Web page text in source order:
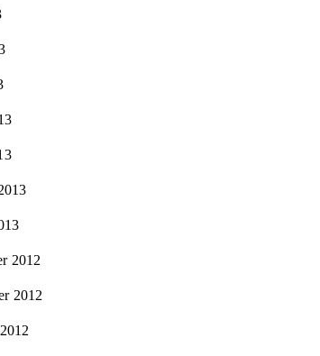
2012
2012